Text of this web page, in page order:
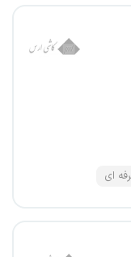
ای